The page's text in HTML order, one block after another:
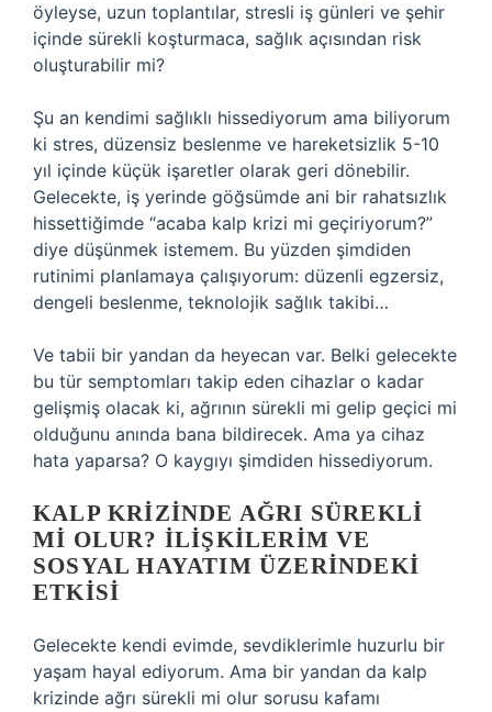
öyleyse, uzun toplantılar, stresli iş günleri ve şehir
içinde sürekli koşturmaca, sağlık açısından risk
oluşturabilir mi?
Şu an kendimi sağlıklı hissediyorum ama biliyorum
ki stres, düzensiz beslenme ve hareketsizlik 5-10
yıl içinde küçük işaretler olarak geri dönebilir.
Gelecekte, iş yerinde göğsümde ani bir rahatsızlık
hissettiğimde “acaba kalp krizi mi geçiriyorum?”
diye düşünmek istemem. Bu yüzden şimdiden
rutinimi planlamaya çalışıyorum: düzenli egzersiz,
dengeli beslenme, teknolojik sağlık takibi…
Ve tabii bir yandan da heyecan var. Belki gelecekte
bu tür semptomları takip eden cihazlar o kadar
gelişmiş olacak ki, ağrının sürekli mi gelip geçici mi
olduğunu anında bana bildirecek. Ama ya cihaz
hata yaparsa? O kaygıyı şimdiden hissediyorum.
KALP KRIZINDE AĞRI SÜREKLI
MI OLUR? İLIŞKILERIM VE
SOSYAL HAYATIM ÜZERINDEKI
ETKISI
Gelecekte kendi evimde, sevdiklerimle huzurlu bir
yaşam hayal ediyorum. Ama bir yandan da kalp
krizinde ağrı sürekli mi olur sorusu kafamı